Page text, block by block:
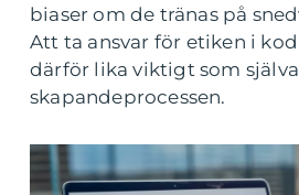
biaser om de tränas på
Att ta ansvar för etiken i
därför lika viktigt som själva
skapandeprocessen.